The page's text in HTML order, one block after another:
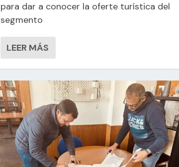
para dar a conocer la oferte turística del
segmento
LEER MÁS